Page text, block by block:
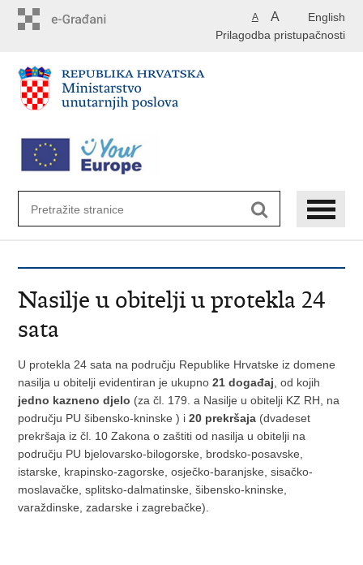
English
A A
Prilagodba pristupačnosti
Nasilje u obitelji u protekla 24
sata
U protekla 24 sata na području Republike Hrvatske iz domene
nasilja u obitelji evidentiran je ukupno21 događaj , od kojih
jedno kazneno djelo (za čl. 179. a Nasilje u obitelji KZ RH, na
području PU šibensko-kninske ) i20 prekršaja (dvadeset
prekršaja iz čl. 10 Zakona o zaštiti od nasilja u obitelji na
području PU bjelovarsko-bilogorske, brodsko-posavske,
istarske, krapinsko-zagorske, osječko-baranjske, sisačko-
moslavačke, splitsko-dalmatinske, šibensko-kninske,
varaždinske, zadarske i zagrebačke).